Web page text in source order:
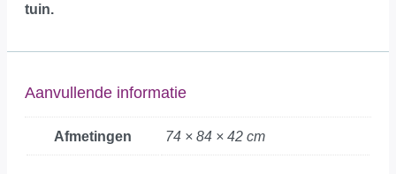
tuin.
Aanvullende informatie
Afmetingen 74 × 84 × 42 cm